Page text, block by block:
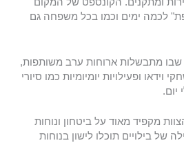
ומתקנים. הקונספט של המקום
לכמה ימים וכמו בכל משפחה גם
מתבשלות ארוחות ערב משותפות,
וידאו ופעילויות יומיומיות כמו סיורי
יום.
מקפיד מאוד על ביטחון ונוחות
של בילויים תוכלו לישון בנוחות